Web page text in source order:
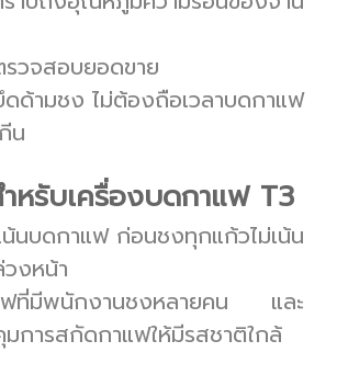
วจสอบยอดขาย
ด้ามชง ไม่ต้องถือเวลาบดกาแฟ
น
ำหรับเครื่องบดกาแฟ T3
นบดกาแฟ ก่อนชงทุกแก้วไม่เน้น
งหน้า
มีพนักงานชงหลายคน และ
การสกัดกาแฟให้มีรสชาติใกล้